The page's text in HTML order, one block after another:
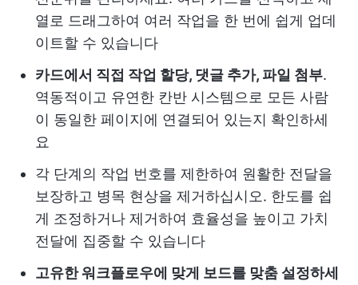
열로 드래그하여 여러 작업을 한 번에 쉽게 업데
이트할 수 있습니다
카드에서 직접 작업 할당, 댓글 추가, 파일 첨부.
역동적이고 유연한 칸반 시스템으로 모든 사람
이 동일한 페이지에 연결되어 있는지 확인하세
요
각 단계의 작업 번호를 제한하여 원활한 전달을
보장하고 병목 현상을 제거하십시오. 한도를 쉽
게 조정하거나 제거하여 효율성을 높이고 가치
전달에 집중할 수 있습니다
고유한 워크플로우에 맞게 보드를 맞춤 설정하세